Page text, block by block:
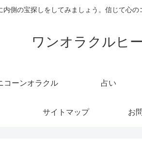
内側の宝探しをしてみましょう。信じて心
ワンオラクルヒ
コーンオラクル 占い
サイトマップ お